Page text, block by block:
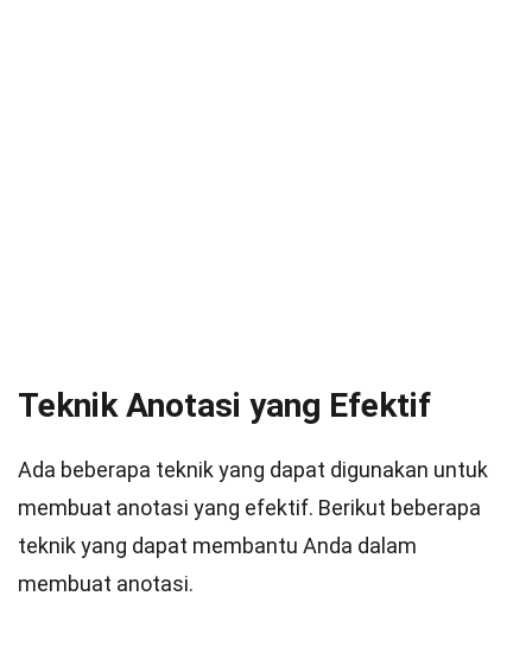
Teknik Anotasi yang Efektif
Ada beberapa teknik yang dapat digunakan untuk
membuat anotasi yang efektif. Berikut beberapa
teknik yang dapat membantu Anda dalam
membuat anotasi.